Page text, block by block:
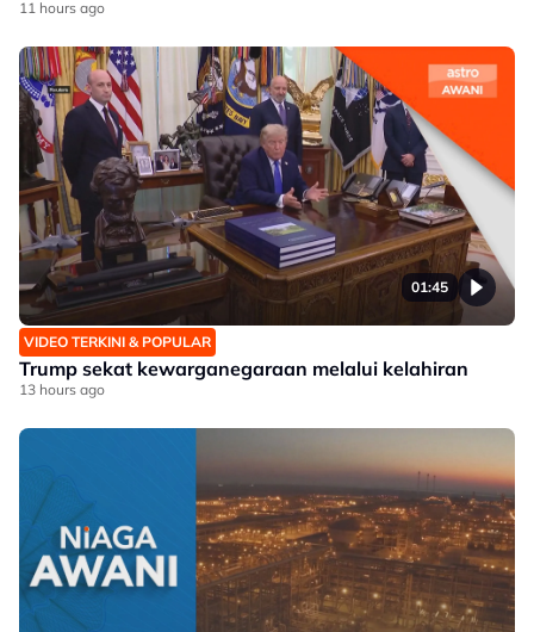
11 hours ago
01:45
VIDEO TERKINI & POPULAR
Trump sekat kewarganegaraan melalui kelahiran
13 hours ago